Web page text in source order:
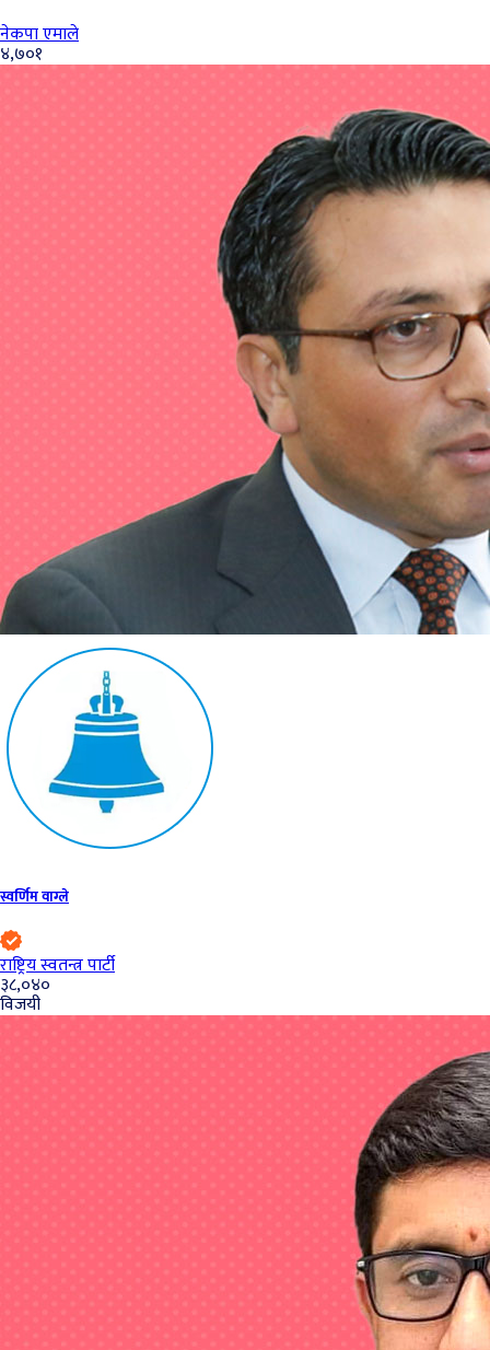
नेकपा एमाले
४,७०१
स्वर्णिम वाग्ले
राष्ट्रिय स्वतन्त्र पार्टी
३८,०४०
विजयी